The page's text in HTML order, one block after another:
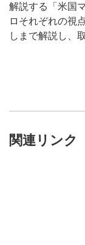
解説する「米国
ロそれぞれの視
しまで解説し、
関連リンク